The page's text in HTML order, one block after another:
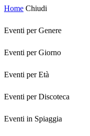
Home Chiudi
Eventi per Genere
Eventi per Giorno
Eventi per Età
Eventi per Discoteca
Eventi in Spiaggia